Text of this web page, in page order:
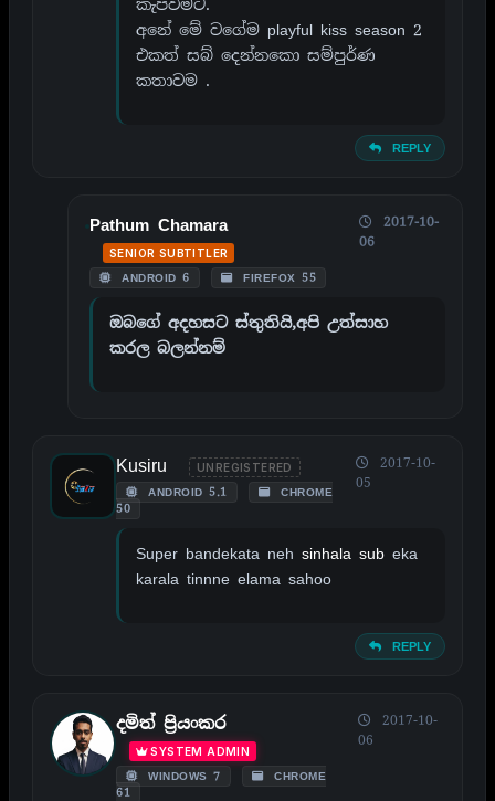
කැපවිමට.
අනේ මේ වගේම playful kiss season 2
එකත් සබ් දෙන්නකො සම්පුර්ණ
කතාවම .
REPLY
Pathum Chamara
SENIOR SUBTITLER
ANDROID 6 FIREFOX 55
2017-10-
06
ඔබගේ අදහසට ස්තුතියි,අපි උත්සාහ
කරල බලන්නම්
Kusiru UNREGISTERED
ANDROID 5.1
CHROME
50
2017-10-
05
Super bandekata neh sinhala sub eka
karala tinnne elama sahoo
REPLY
දමිත් ප්‍රියංකර
SYSTEM ADMIN
WINDOWS 7
CHROME
61
2017-10-
06